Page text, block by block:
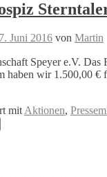
Juni 2016 von Martin
Speyer e.V.
haben wir 1.500,00
mitAktionen,